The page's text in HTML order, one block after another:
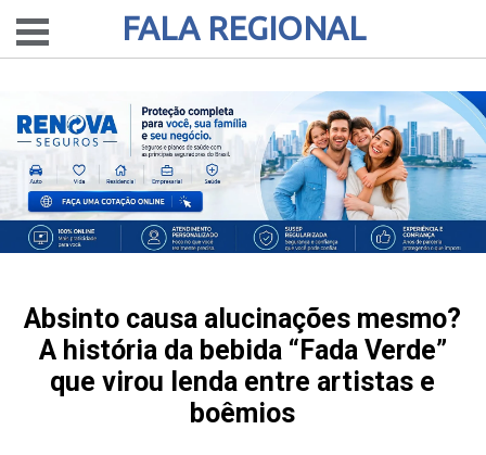
FALA REGIONAL
Absinto causa alucinações mesmo?
A história da bebida “Fada Verde”
que virou lenda entre artistas e
boêmios